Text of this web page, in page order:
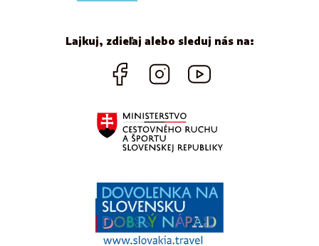
Lajkuj, zdieľaj alebo sleduj nás na: